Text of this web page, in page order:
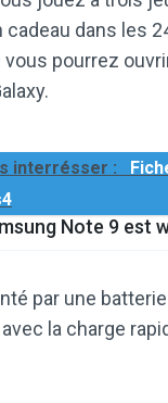
dans les
vous pourrez
interrésser :
Note 9 est
par une
la charge